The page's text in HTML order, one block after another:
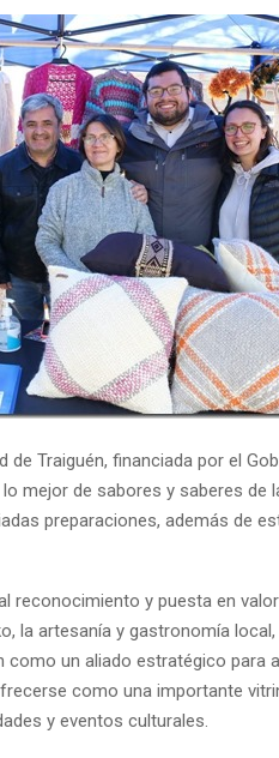
Traiguén, financiada por el
mejor de sabores y saberes de
preparaciones, además de
reconocimiento y puesta en
la artesanía y gastronomía
como un aliado estratégico para
como una importante
y eventos culturales.